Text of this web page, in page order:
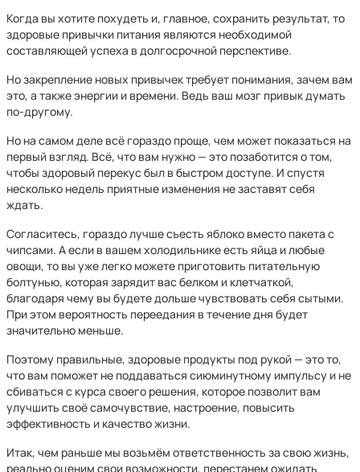
Когда вы хотите похудеть и, главное, сохранить результат, то
здоровые привычки питания являются необходимой
составляющей успеха в долгосрочной перспективе.
Но закрепление новых привычек требует понимания, зачем вам
это, а также энергии и времени. Ведь ваш мозг привык думать
по-другому.
Но на самом деле всё гораздо проще, чем может показаться на
первый взгляд. Всё, что вам нужно — это позаботится о том,
чтобы здоровый перекус был в быстром доступе. И спустя
несколько недель приятные изменения не заставят себя
ждать.
Согласитесь, гораздо лучше съесть яблоко вместо пакета с
чипсами. А если в вашем холодильнике есть яйца и любые
овощи, то вы уже легко можете приготовить питательную
болтунью, которая зарядит вас белком и клетчаткой,
благодаря чему вы будете дольше чувствовать себя сытыми.
При этом вероятность переедания в течение дня будет
значительно меньше.
Поэтому правильные, здоровые продукты под рукой — это то,
что вам поможет не поддаваться сиюминутному импульсу и не
сбиваться с курса своего решения, которое позволит вам
улучшить своё самочувствие, настроение, повысить
эффективность и качество жизни.
Итак, чем раньше мы возьмём ответственность за свою жизнь,
реально оценим свои возможности, перестанем ожидать